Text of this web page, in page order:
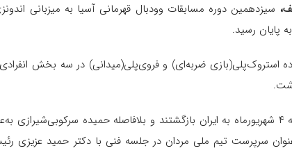
پایان رسید.
استروک‌پلی(بازی ضربه‌ای) و فروی‌پلی(میدانی) در سه بخش
تیم‌های ملی وودبال ایران روز سه‌شنبه ۴ شهریورماه به ایران بازگشتند و بلافاصله حمیده
سرپرست تیم ملی مردان در جلسه‌ فنی با دکتر حمید عزیزی